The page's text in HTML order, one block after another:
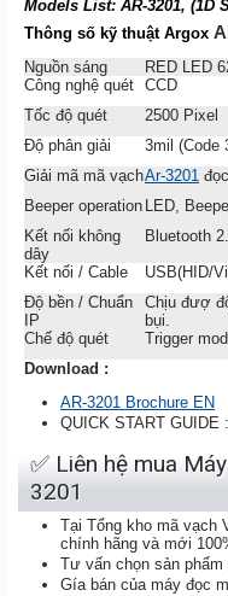
Models List: AR-3201, (1D
Thông số kỹ thuật Argox
Nguồn sáng
RED LED
Công nghệ quét CCD
Tốc độ quét
2500 Pixel
Độ phân giải
3mil (Code
Giải mã mã vạchAr-3201
Beeper operation LED,
Kết nối không
dây
Bluetooth
Kết nối / Cable
USB(HID/
Độ bền / Chuẩn
IP
Chịu đượ
bụi.
Chế độ quét
Trigger
Download :
AR-3201 Brochure EN
QUICK START GUIDE :
✅ Liên hệ mua
3201
Tại Tổng kho mã vạch
chính hãng và mới
Tư vấn chọn sản
Gía bán của máy đọc